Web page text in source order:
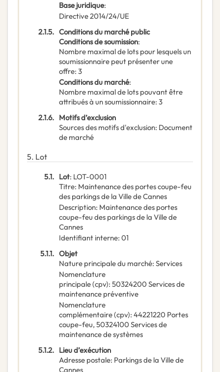
Base juridique:
Directive 2014/24/UE
2.1.5. Conditions du marché public
Conditions de soumission:
Nombre maximal de lots pour lesquels un
soumissionnaire peut présenter une
offre: 3
Conditions du marché:
Nombre maximal de lots pouvant être
attribués à un soumissionnaire: 3
2.1.6. Motifs d’exclusion
Sources des motifs d'exclusion: Document
de marché
5. Lot
5.1. Lot: LOT-0001
Titre: Maintenance des portes coupe-feu
des parkings de la Ville de Cannes
Description: Maintenance des portes
coupe-feu des parkings de la Ville de
Cannes
Identifiant interne: 01
5.1.1. Objet
Nature principale du marché: Services
Nomenclature
principale(cpv): 50324200 Services de
maintenance préventive
Nomenclature
complémentaire(cpv): 44221220 Portes
coupe-feu, 50324100 Services de
maintenance de systèmes
5.1.2. Lieu d’exécution
Adresse postale: Parkings de la Ville de
Cannes